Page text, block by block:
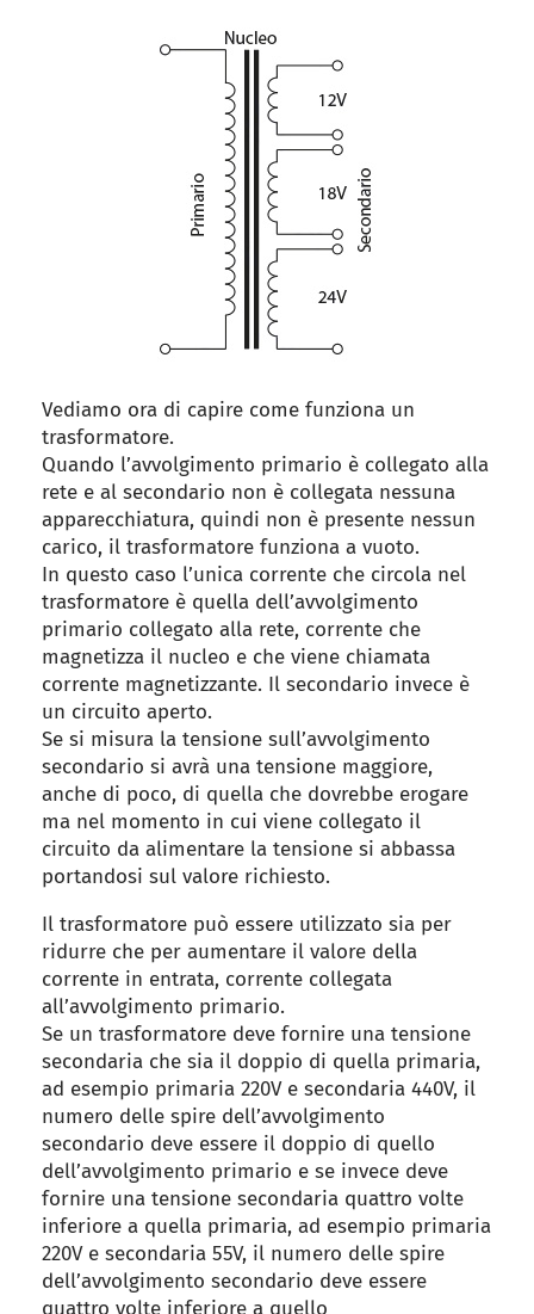
Vediamo ora di capire come funziona un
trasformatore.
Quando l’avvolgimento primario è collegato alla
rete e al secondario non è collegata nessuna
apparecchiatura, quindi non è presente nessun
carico, il trasformatore funziona a vuoto.
In questo caso l’unica corrente che circola nel
trasformatore è quella dell’avvolgimento
primario collegato alla rete, corrente che
magnetizza il nucleo e che viene chiamata
corrente magnetizzante. Il secondario invece è
un circuito aperto.
Se si misura la tensione sull’avvolgimento
secondario si avrà una tensione maggiore,
anche di poco, di quella che dovrebbe erogare
ma nel momento in cui viene collegato il
circuito da alimentare la tensione si abbassa
portandosi sul valore richiesto.
Il trasformatore può essere utilizzato sia per
ridurre che per aumentare il valore della
corrente in entrata, corrente collegata
all’avvolgimento primario.
Se un trasformatore deve fornire una tensione
secondaria che sia il doppio di quella primaria,
ad esempio primaria 220V e secondaria 440V, il
numero delle spire dell’avvolgimento
secondario deve essere il doppio di quello
dell’avvolgimento primario e se invece deve
fornire una tensione secondaria quattro volte
inferiore a quella primaria, ad esempio primaria
220V e secondaria 55V, il numero delle spire
dell’avvolgimento secondario deve essere
quattro volte inferiore a quello